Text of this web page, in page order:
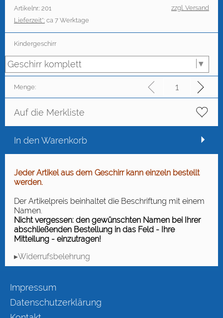
Artikelnr.: 201
Lieferzeit*: ca 7 Werktage
zzgl. Versand
Kindergeschirr
Menge:
Auf die Merkliste
In den Warenkorb
Jeder Artikel aus dem Geschirr kann einzeln bestellt
werden.
Der Artikelpreis beinhaltet die Beschriftung mit einem
Namen.
Nicht vergessen: den gewünschten Namen bei Ihrer
abschließenden Bestellung in das Feld - Ihre
Mitteilung - einzutragen!
▸Widerrufsbelehrung
Impressum
Datenschutzerklärung